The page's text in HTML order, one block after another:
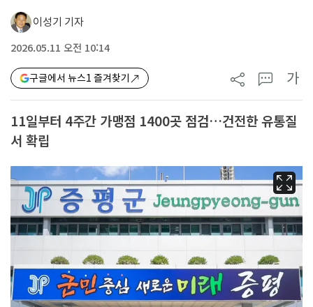
이성기 기자
2026.05.11 오전 10:14
구글에서 뉴스1 즐겨찾기 가
11일부터 4주간 가맹점 1400곳 점검…건전한 유통질
서 확립